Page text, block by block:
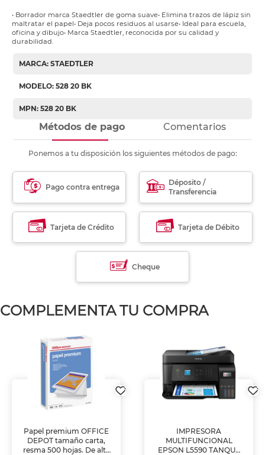
• Borrador marca Staedtler de goma suave• Elimina trazos de lápiz sin
maltratar el papel• Deja pocos residuos al usarse• Ideal para escuela,
oficina y dibujo• Marca Staedtler, reconocida por su calidad y
durabilidad.
MARCA: STAEDTLER
MODELO: 528 20 BK
MPN: 528 20 BK
Métodos de pago Comentarios
Ponemos a tu disposición los siguientes métodos de pago:
Pago contra entrega
Déposito /
Transferencia
Tarjeta de Crédito Tarjeta de Débito
Cheque
COMPLEMENTA TU COMPRA
Papel premium OFFICE
DEPOT tamaño carta,
resma 500 hojas. De alta
IMPRESORA
MULTIFUNCIONAL
EPSON L5590 TANQUE